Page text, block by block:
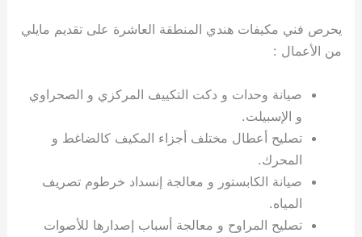
يحرص فني مكيفات هندي المنطقة العاشرة على تقديم مايلي
من الأعمال :
صيانة وحدات و دكت التكييف المركزي و الصحراوي
و الإسبيلت.
تصليح أعطال مختلف أجزاء المكيف كالضاغط و
المحرك.
صيانة الكابستور و معالجة إنسداد خرطوم تصريف
المياه.
تصليح المراوح و معالجة أسباب إصدارها للأصوات